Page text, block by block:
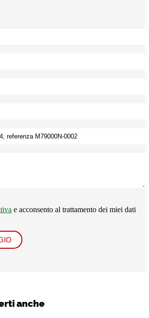
e acconsento al trattamento dei miei dati
anche